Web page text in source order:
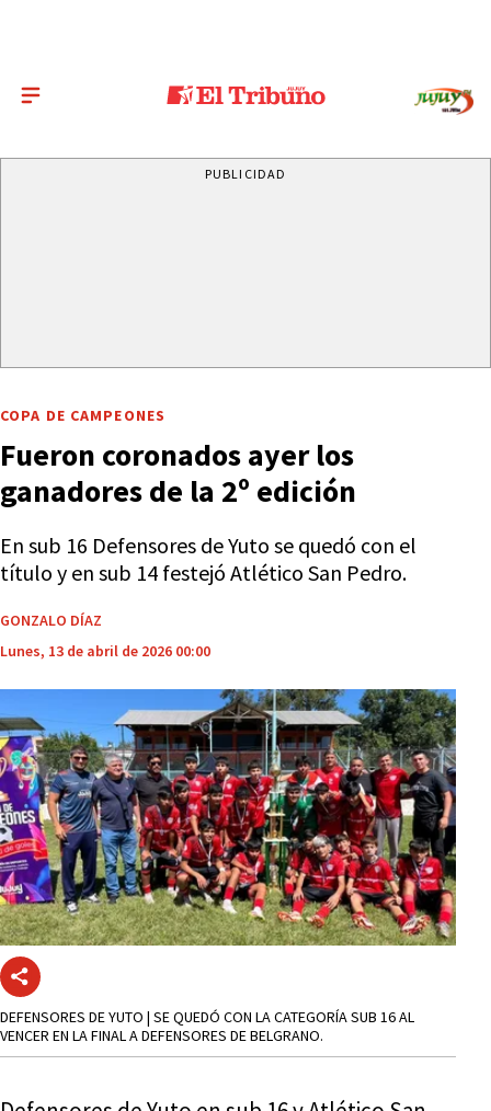
PUBLICIDAD
COPA DE CAMPEONES
Fueron coronados ayer los
ganadores de la 2º edición
En sub 16 Defensores de Yuto se quedó con el
título y en sub 14 festejó Atlético San Pedro.
GONZALO DÍAZ
Lunes, 13 de abril de 2026 00:00
DEFENSORES DE YUTO | SE QUEDÓ CON LA CATEGORÍA SUB 16 AL
VENCER EN LA FINAL A DEFENSORES DE BELGRANO.